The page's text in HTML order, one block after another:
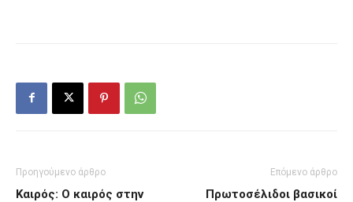
Προηγούμενο άρθρο
Καιρός: Ο καιρός στην
Επόμενο άρθρο
Πρωτοσέλιδοι βασικοί